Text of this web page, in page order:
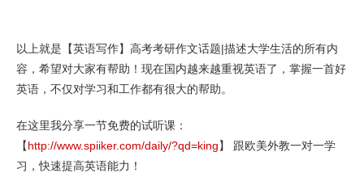
以上就是【英语写作】高考考研作文话题|描述大学生活的所有内
容，希望对大家有帮助！现在国内越来越重视英语了，掌握一首好
英语，不仅对学习和工作都有很大的帮助。
在这里我分享一节免费的试听课：
【http://www.spiiker.com/daily/?qd=king】 跟欧美外教一对一学
习，快速提高英语能力！